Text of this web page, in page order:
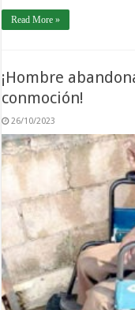
Read More »
¡Hombre
conmoción!
26/10/2023